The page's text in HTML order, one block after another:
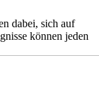
dabei, sich auf
können jeden